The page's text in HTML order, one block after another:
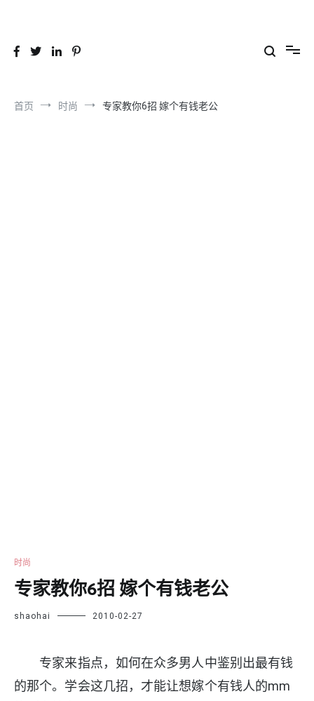
首页 时尚 专家教你6招 嫁个有钱老公
时尚
专家教你6招 嫁个有钱老公
shaohai 2010-02-27
专家来指点，如何在众多男人中鉴别出最有钱
的那个。学会这几招，才能让想嫁个有钱人的mm